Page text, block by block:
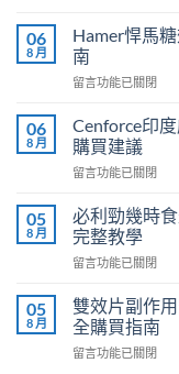
利
士
副
作
有
哪
些？
Cialis
見
副
用
整
說
明
06
8 月
Hamer悍馬
南
在
悍
馬
糖
效
真
相：
香
港
家
實
與
留言功能已關閉
06
8 月
Cenforce印
購買建議
在
印
度
威
而
評
價：
香
港
留言功能已關閉
05
8 月
必利勁幾時
完整教學
在
利
勁
幾
時
留言功能已關閉
05
8 月
雙效片副作
全購買指南
在
留言功能已關閉